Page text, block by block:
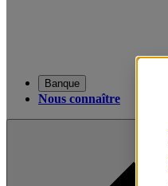
Banque
Nous connaître